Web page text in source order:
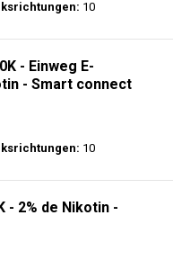
10
- Einweg E-
- Smart connect
10
- 2% de Nikotin -